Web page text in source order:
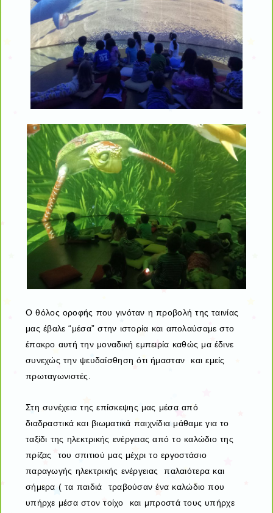
Ο θόλος οροφής που γινόταν η προβολή της ταινίας
μας έβαλε “μέσα” στην ιστορία και απολαύσαμε στο
έπακρο αυτή την μοναδική εμπειρία καθώς μα έδινε
συνεχώς την ψευδαίσθηση ότι ήμασταν και εμείς
πρωταγωνιστές.
Στη συνέχεια της επίσκεψης μας μέσα από
διαδραστικά και βιωματικά παιχνίδια μάθαμε για το
ταξίδι της ηλεκτρικής ενέργειας από το καλώδιο της
πρίζας του σπιτιού μας μέχρι το εργοστάσιο
παραγωγής ηλεκτρικής ενέργειας παλαιότερα και
σήμερα ( τα παιδιά τραβούσαν ένα καλώδιο που
υπήρχε μέσα στον τοίχο και μπροστά τους υπήρχε